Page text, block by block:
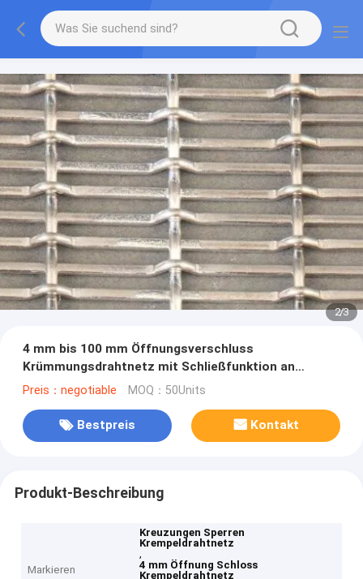
2/3
4 mm bis 100 mm Öffnungsverschluss
Krümmungsdrahtnetz mit Schließfunktion an
Kreuzungen
Preis：negotiable MOQ：50Units
Bestpreis Kontakt
Produkt-Beschreibung
Markieren
Kreuzungen Sperren
Krempeldrahtnetz
,
4 mm Öffnung Schloss
Krempeldrahtnetz